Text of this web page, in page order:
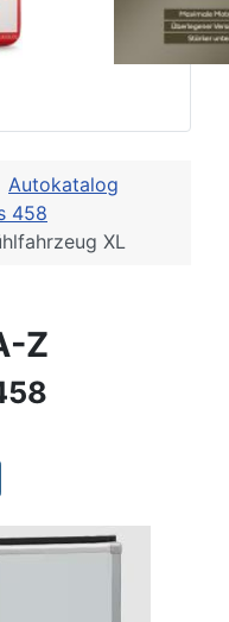
Autokatalog
458
XL
Z